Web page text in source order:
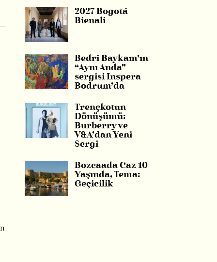
2027 Bogotá
Bienali
Bedri Baykam’ın
“Aynı Anda”
sergisi Inspera
Bodrum’da
Trençkotun
Dönüşümü:
Burberry ve
V&A’dan Yeni
Sergi
Bozcaada Caz 10
Yaşında, Tema:
Geçicilik